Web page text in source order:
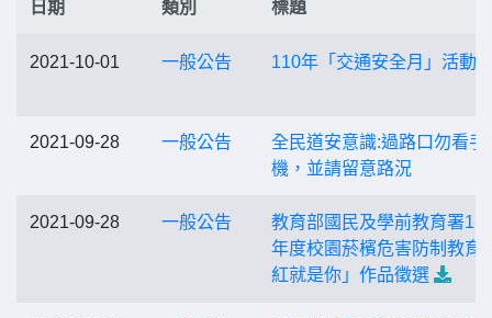
日期 類別 標題
2021-10-01 一般公告 110年「交通安全月」活動
2021-09-28 一般公告
全民道安意識:過路口勿看手
機，並請留意路況
2021-09-28 一般公告
教育部國民及學前教育署
年度校園菸檳危害防制教育
紅就是你」作品徵選